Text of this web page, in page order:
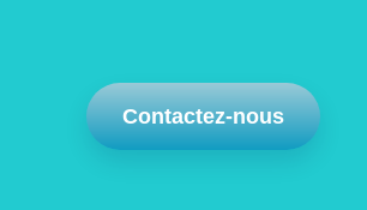
Contactez-nous